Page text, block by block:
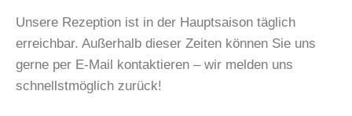
Unsere Rezeption ist in der Hauptsaison täglich
erreichbar. Außerhalb dieser Zeiten können Sie uns
gerne per E-Mail kontaktieren – wir melden uns
schnellstmöglich zurück!